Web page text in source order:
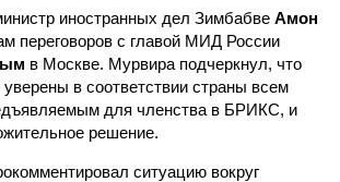
иностранных дел Зимбабве Амон
переговоров с главой МИД России
в Москве. Мурвира подчеркнул, что
в соответствии страны всем
для членства в БРИКС, и
решение.
ситуацию вокруг